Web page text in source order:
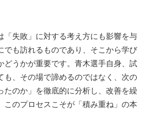
「失敗」に対する考え方にも影響を与
でも訪れるものであり、そこから学び
どうかが重要です。青木選手自身、試
も、その場で諦めるのではなく、次の
たのか」を徹底的に分析し、改善を繰
このプロセスこそが「積み重ね」の本